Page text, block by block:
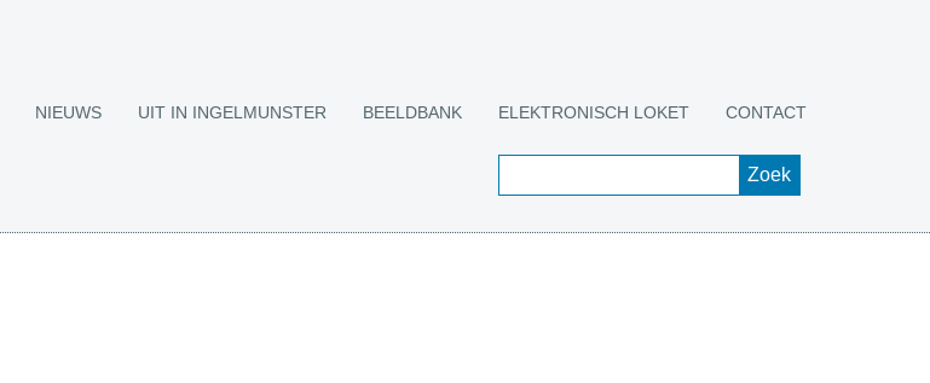
NIEUWS UIT IN INGELMUNSTER BEELDBANK ELEKTRONISCH LOKET CONTACT